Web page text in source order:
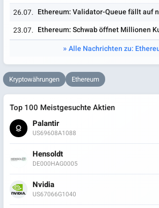
26.07. Ethereum: Validator-Queue fällt auf
23.07. Ethereum: Schwab öffnet Millionen
Alle Nachrichten zu:
Kryptowährungen Ethereum
Top 100 Meistgesuchte Aktien
Palantir
US69608A1088
Hensoldt
DE000HAG0005
Nvidia
US67066G1040